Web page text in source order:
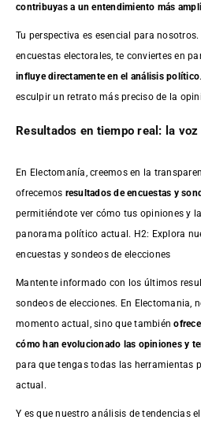
contribuyas a un entendimiento más
Tu perspectiva es esencial para
encuestas electorales, te conviertes en
influye directamente en el análisis político
esculpir un retrato más preciso de la
Resultados en tiempo real: la
En Electomanía, creemos en la
ofrecemos resultados deencuestas y
permitiéndote ver cómo tus opiniones y
panorama político actual. H2: Explora
encuestas y sondeos de elecciones
Mantente informado con los últimos
sondeos de elecciones. En Electomania,
momento actual, sino que también
cómo han evolucionado las opiniones y
para que tengas todas las herramientas
actual.
Y es que nuestro análisis de tendencias